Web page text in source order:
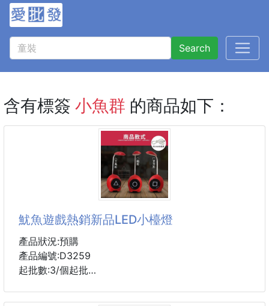
Search
含有標簽 小魚群 的商品如下：
魷魚遊戲熱銷新品LED小檯燈
產品狀況:預購
產品編號:D3259
起批數:3/個起批